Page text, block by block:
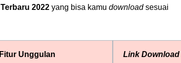
2022 yang bisa kamu downloadsesuai
Fitur Unggulan Link Download